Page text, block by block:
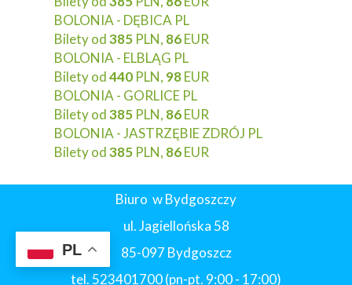
PL
BOLONIA - DĘBICA PL
Bilety od385 PLN, 86EUR
BOLONIA - ELBLĄG PL
Bilety od440 PLN, 98EUR
BOLONIA - GORLICE PL
Bilety od385 PLN, 86EUR
BOLONIA - JASTRZĘBIE ZDRÓJ PL
Bilety od385 PLN, 86EUR
Biuro w Bydgoszczy
ul. Jagiellońska 58
85-097 Bydgoszcz
tel. 523401700 (pn-pt. 9:00 - 17:00)